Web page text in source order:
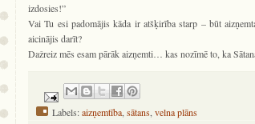
izdosies!”
Vai Tu esi padomājis kāda ir atšķirība starp – būt
aicinājis darīt?
Dažreiz mēs esam pārāk aizņemti… kas nozīmē to, ka
Labels:aizņemtība sātans velna plāns